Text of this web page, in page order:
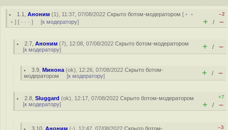
1.1 ,Аноним (1), 11:37, 07/08/2022Скрыто ботом-модератором [ ﹢﹢
﹢ ] [ · · · ] [к модератору]
–2
+ / –
2.7 ,Аноним (7), 12:08, 07/08/2022Скрыто ботом-модератором
[к модератору] + / –
3.9 ,Минона (ok), 12:26, 07/08/2022Скрыто ботом-
модератором [к модератору] + / –
2.8 ,Sluggard (ok), 12:17, 07/08/2022Скрыто ботом-модератором
[к модератору]
+7
+ / –
3.10 ,Аноним (-), 12:47, 07/08/2022Скрыто ботом-
–3